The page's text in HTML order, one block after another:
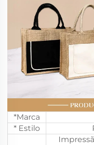
*Marca
* Estilo